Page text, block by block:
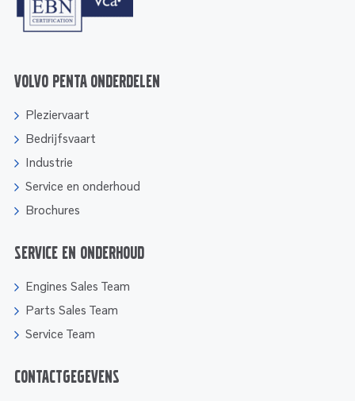
Volvo Penta onderdelen
Pleziervaart
Bedrijfsvaart
Industrie
Service en onderhoud
Brochures
Service en onderhoud
Engines Sales Team
Parts Sales Team
Service Team
Contactgegevens